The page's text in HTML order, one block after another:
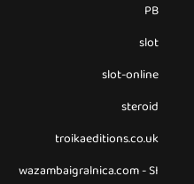
PB
slot
slot-online
steroid
troikaeditions.co.uk
wazambaigralnica.com - SI